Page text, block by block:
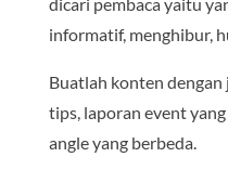
informatif, menghibur,
Buatlah konten dengan
tips, laporan event
angle yang berbeda.